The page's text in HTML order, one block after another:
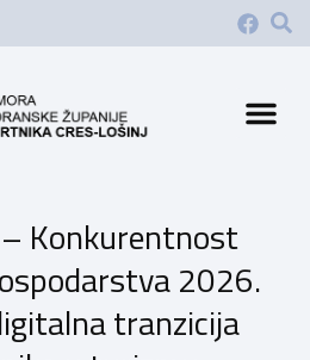
Konkurentnost
2026.
tranzicija